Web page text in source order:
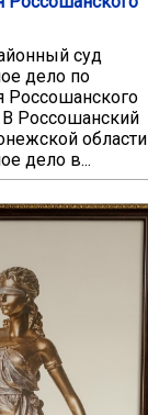
суд
дело по
Россошанского
В Россошанский
области
дело в...